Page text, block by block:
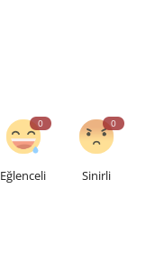
0
Eğlenceli
0
Sinirli